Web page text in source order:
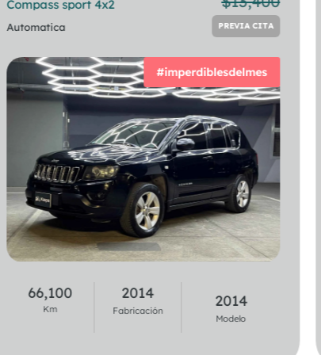
Compass sport 4x2
Automatica PREVIA CITA
#imperdiblesdelmes
66,100
Km
2014
Fabricación
2014
Modelo
218i Gran Coupe
Automatica
PREVIA CITA
44,900
Km
2020
Fabricación
2021
Modelo